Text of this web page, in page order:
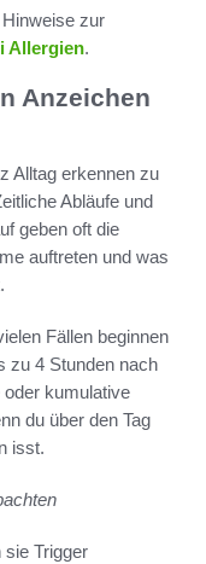
zur
Allergien.
Anzeichen
Alltag erkennen zu
Abläufe und
geben oft die
auftreten und was
Fällen beginnen
zu 4 Stunden nach
kumulative
du über den Tag
isst.
sie Trigger